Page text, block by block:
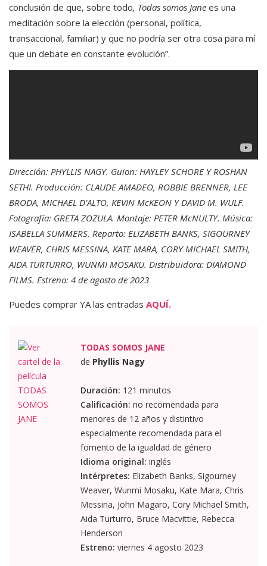
conclusión de que, sobre todo, Todas somos Jane es una
meditación sobre la elección (personal, política,
transaccional, familiar) y que no podría ser otra cosa para mí
que un debate en constante evolución”.
Dirección: PHYLLIS NAGY. Guion: HAYLEY SCHORE Y ROSHAN
SETHI. Producción: CLAUDE AMADEO, ROBBIE BRENNER, LEE
BRODA, MICHAEL D’ALTO, KEVIN McKEON Y DAVID M. WULF.
Fotografía: GRETA ZOZULA. Montaje: PETER McNULTY. Música:
ISABELLA SUMMERS. Reparto: ELIZABETH BANKS, SIGOURNEY
WEAVER, CHRIS MESSINA, KATE MARA, CORY MICHAEL SMITH,
AIDA TURTURRO, WUNMI MOSAKU. Distribuidora: DIAMOND
FILMS. Estreno: 4 de agosto de 2023
Puedes comprar YA las entradas AQUÍ.
TODAS SOMOS JANE
de Phyllis Nagy
Duración: 121 minutos
Calificación: no recomendada para
menores de 12 años y distintivo
especialmente recomendada para el
fomento de la igualdad de género
Idioma original: inglés
Intérpretes: Elizabeth Banks, Sigourney
Weaver, Wunmi Mosaku, Kate Mara, Chris
Messina, John Magaro, Cory Michael Smith,
Aida Turturro, Bruce Macvittie, Rebecca
Henderson
Estreno: viernes 4 agosto 2023